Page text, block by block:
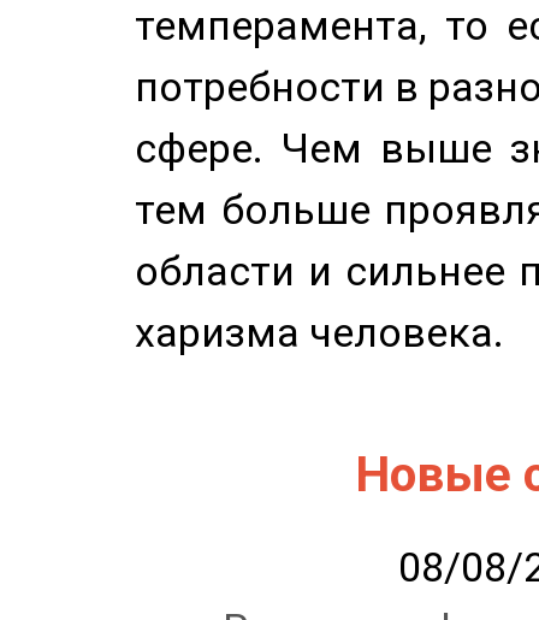
темперамента, то
потребности в
сфере. Чем выше
тем больше
области и сильнее
харизма человека.
Новые
08/08/